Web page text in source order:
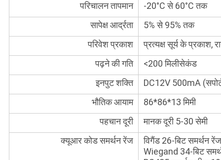
परिचालन तापमान
-20°C से 60°C तक
सापेक्ष आर्द्रता
5% से 95% तक
परिवेश प्रकाश
प्रत्यक्ष सूर्य के प्रकाश,
पढ़ने की गति
<200 मिलीसेकंड
इनपुट शक्ति
DC12V 500mA
भौतिक आयाम
86*86*13 मिमी
पहचान दूरी
मानक दूरी 5-30 सेमी
क्यूआर कोड समर्थन रेंज
विगैंड 26-बिट समर्थन
Wiegand 34-बिट